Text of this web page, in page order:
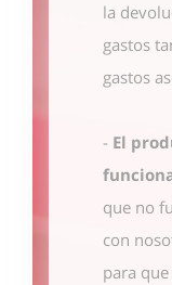
la
gastos
gastos
- El
que no
con
para